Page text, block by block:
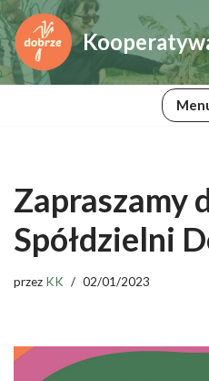
Przejdź
do
Zapraszamy
Spółdzielni
przez KK 02/01/2023